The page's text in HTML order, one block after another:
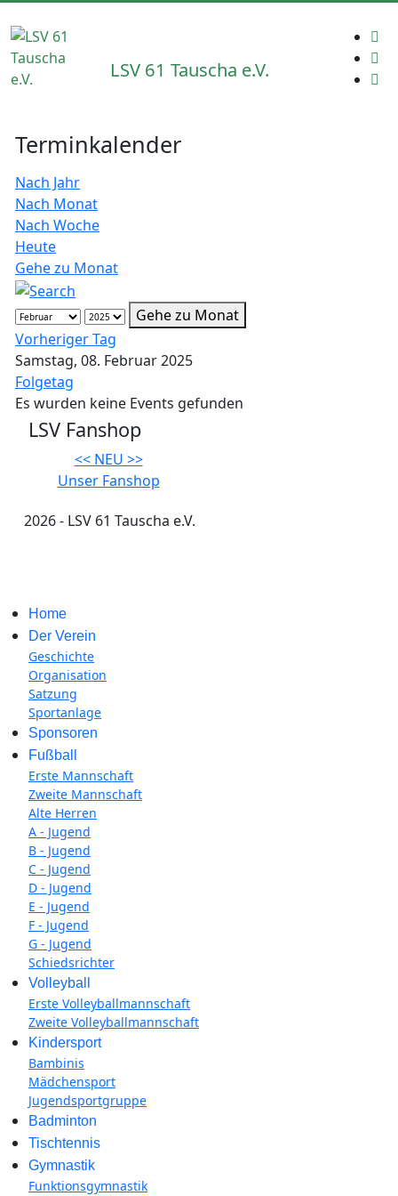
LSV 61 Tauscha e.V.
Terminkalender
Nach Jahr
Nach Monat
Nach Woche
Heute
Gehe zu Monat
Gehe zu Monat
Vorheriger Tag
Samstag, 08. Februar 2025
Folgetag
Es wurden keine Events gefunden
LSV Fanshop
<< NEU >>
Unser Fanshop
2026 - LSV 61 Tauscha e.V.
Home
Der Verein
Geschichte
Organisation
Satzung
Sportanlage
Sponsoren
Fußball
Erste Mannschaft
Zweite Mannschaft
Alte Herren
A - Jugend
B - Jugend
C - Jugend
D - Jugend
E - Jugend
F - Jugend
G - Jugend
Schiedsrichter
Volleyball
Erste Volleyballmannschaft
Zweite Volleyballmannschaft
Kindersport
Bambinis
Mädchensport
Jugendsportgruppe
Badminton
Tischtennis
Gymnastik
Funktionsgymnastik